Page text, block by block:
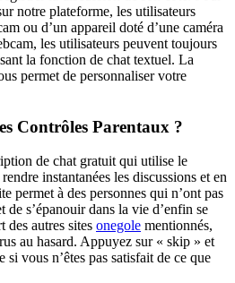
notre plateforme, les utilisateurs
ou d’un appareil doté d’une caméra
les utilisateurs peuvent toujours
la fonction de chat textuel. La
permet de personnaliser votre
Contrôles Parentaux ?
de chat gratuit qui utilise le
instantanées les discussions et en
permet à des personnes qui n’ont pas
s’épanouir dans la vie d’enfin se
des autres sites onegole mentionnés,
au hasard. Appuyez sur « skip » et
si vous n’êtes pas satisfait de ce que